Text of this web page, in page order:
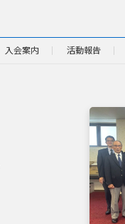
入会案内 活動報告